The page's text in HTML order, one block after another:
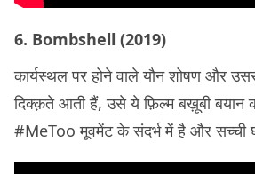
6. Bombshell (2019)
कार्यस्थल पर होने वाले यौन शोषण और
दिक्क़ते आती हैं, उसे ये फ़िल्म बख़ूबी बयान
#MeToo मूवमेंट के संदर्भ में है और सच्ची